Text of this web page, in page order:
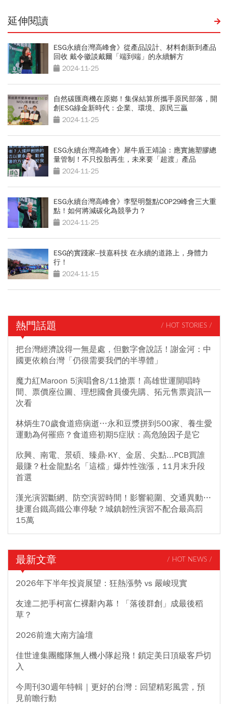
延伸閱讀
ESG永續台灣高峰會》從產品設計、材料創新到產品
回收 戴令徽談戴爾「端到端」的永續解方
2024-11-25
自然碳匯商機在原鄉！集保結算所攜手原民部落，開
創ESG綠金新時代：企業、環境、原民三贏
2024-11-25
ESG永續台灣高峰會》犀牛盾王靖諭：應實施塑膠總
量管制！不只投胎再生，未來要「超渡」產品
2024-11-25
ESG永續台灣高峰會》李堅明盤點COP29峰會三大重
點！如何將減碳化為競爭力？
2024-11-25
ESG的實踐家--技嘉科技 在永續的道路上，身體力
行！
2024-11-15
熱門話題 / HOT STORIES /
把台灣經濟說得一無是處，但數字會說話！謝金河：中
國更依賴台灣「仍很需要我們的半導體」
魔力紅Maroon 5演唱會8/11搶票！高雄世運開唱時
間、票價座位圖、理想國會員優先購、拓元售票資訊一
次看
林炳生70歲食道癌病逝…永和豆漿拼到500家、養生愛
運動為何罹癌？食道癌初期5症狀：高危險因子是它
欣興、南電、景碩、臻鼎-KY、金居、尖點...PCB買誰
最賺？杜金龍點名「這檔」爆炸性強漲，11月末升段
首選
漢光演習斷網、防空演習時間！影響範圍、交通異動…
捷運台鐵高鐵公車停駛？城鎮韌性演習不配合最高罰
15萬
最新文章 / HOT NEWS /
2026年下半年投資展望：狂熱漲勢 vs 嚴峻現實
友達二把手柯富仁裸辭內幕！「落後群創」成最後稻
草？
2026前進大南方論壇
佳世達集團艦隊無人機小隊起飛！鎖定美日頂級客戶切
入
今周刊30週年特輯｜更好的台灣：回望精彩風雲，預
見前瞻行動